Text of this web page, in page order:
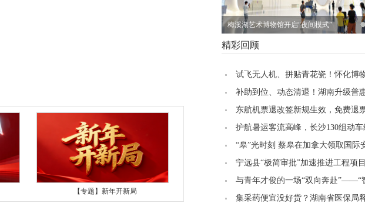
【专题】新年开新局
梅溪湖艺术博物馆开启“夜间模式”
精彩回顾
试飞无人机、拼贴青花瓷！怀化博
集市玩起“跨次元”
补助到位、动态清退！湖南升级普
儿园认定与管理
东航机票退改签新规生效，免费退
30天缩至14天
护航暑运客流高峰，长沙130组动
日全部上线运行
“皋”光时刻 蔡皋在加拿大领取国际
插画家奖
宁远县“极简审批”加速推进工程项
与青年才俊的一场“双向奔赴”——“
才聚宝庆”2026年暑期高校邵阳学
集采药便宜没好货？湖南省医保局